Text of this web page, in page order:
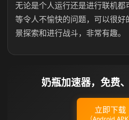
无论是个人运行还是进行联机都
等令人不愉快的问题，可以很好
景探索和进行战斗，非常有趣。
奶瓶加速器，免费
立即下载